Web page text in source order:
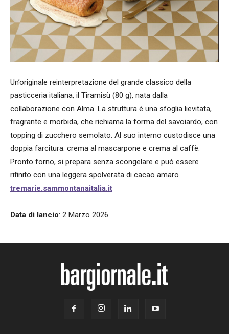
Un’originale reinterpretazione del grande classico della
pasticceria italiana, il Tiramisù (80 g), nata dalla
collaborazione con Alma. La struttura è una sfoglia lievitata,
fragrante e morbida, che richiama la forma del savoiardo, con
topping di zucchero semolato. Al suo interno custodisce una
doppia farcitura: crema al mascarpone e crema al caffè.
Pronto forno, si prepara senza scongelare e può essere
rifinito con una leggera spolverata di cacao amaro
tremarie.sammontanaitalia.it
Data di lancio: 2 Marzo 2026